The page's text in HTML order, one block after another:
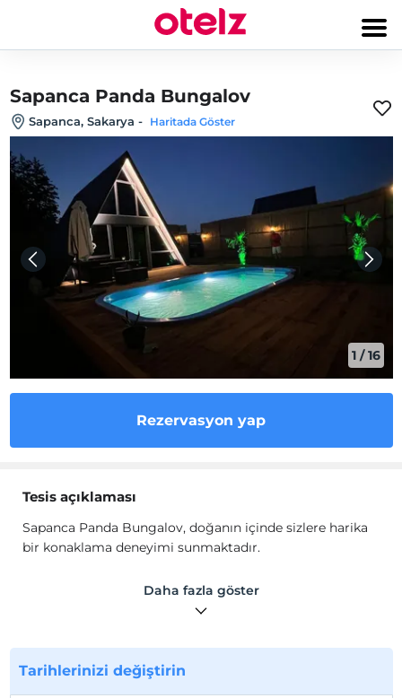
Sapanca Panda Bungalov
Sapanca, Sakarya - Haritada Göster
1 /16
Rezervasyon yap
Tesis açıklaması
Sapanca Panda Bungalov, doğanın içinde sizlere harika
bir konaklama deneyimi sunmaktadır.
yaşamak isteyen misafirlerimiz için tasarlanmış olan
bungalovlarımızda yaz-kış jakuzinize girebilir, unutulmaz
Tesis lokasyon bilgileri
Daha fazla göster
Tarihlerinizi değiştirin